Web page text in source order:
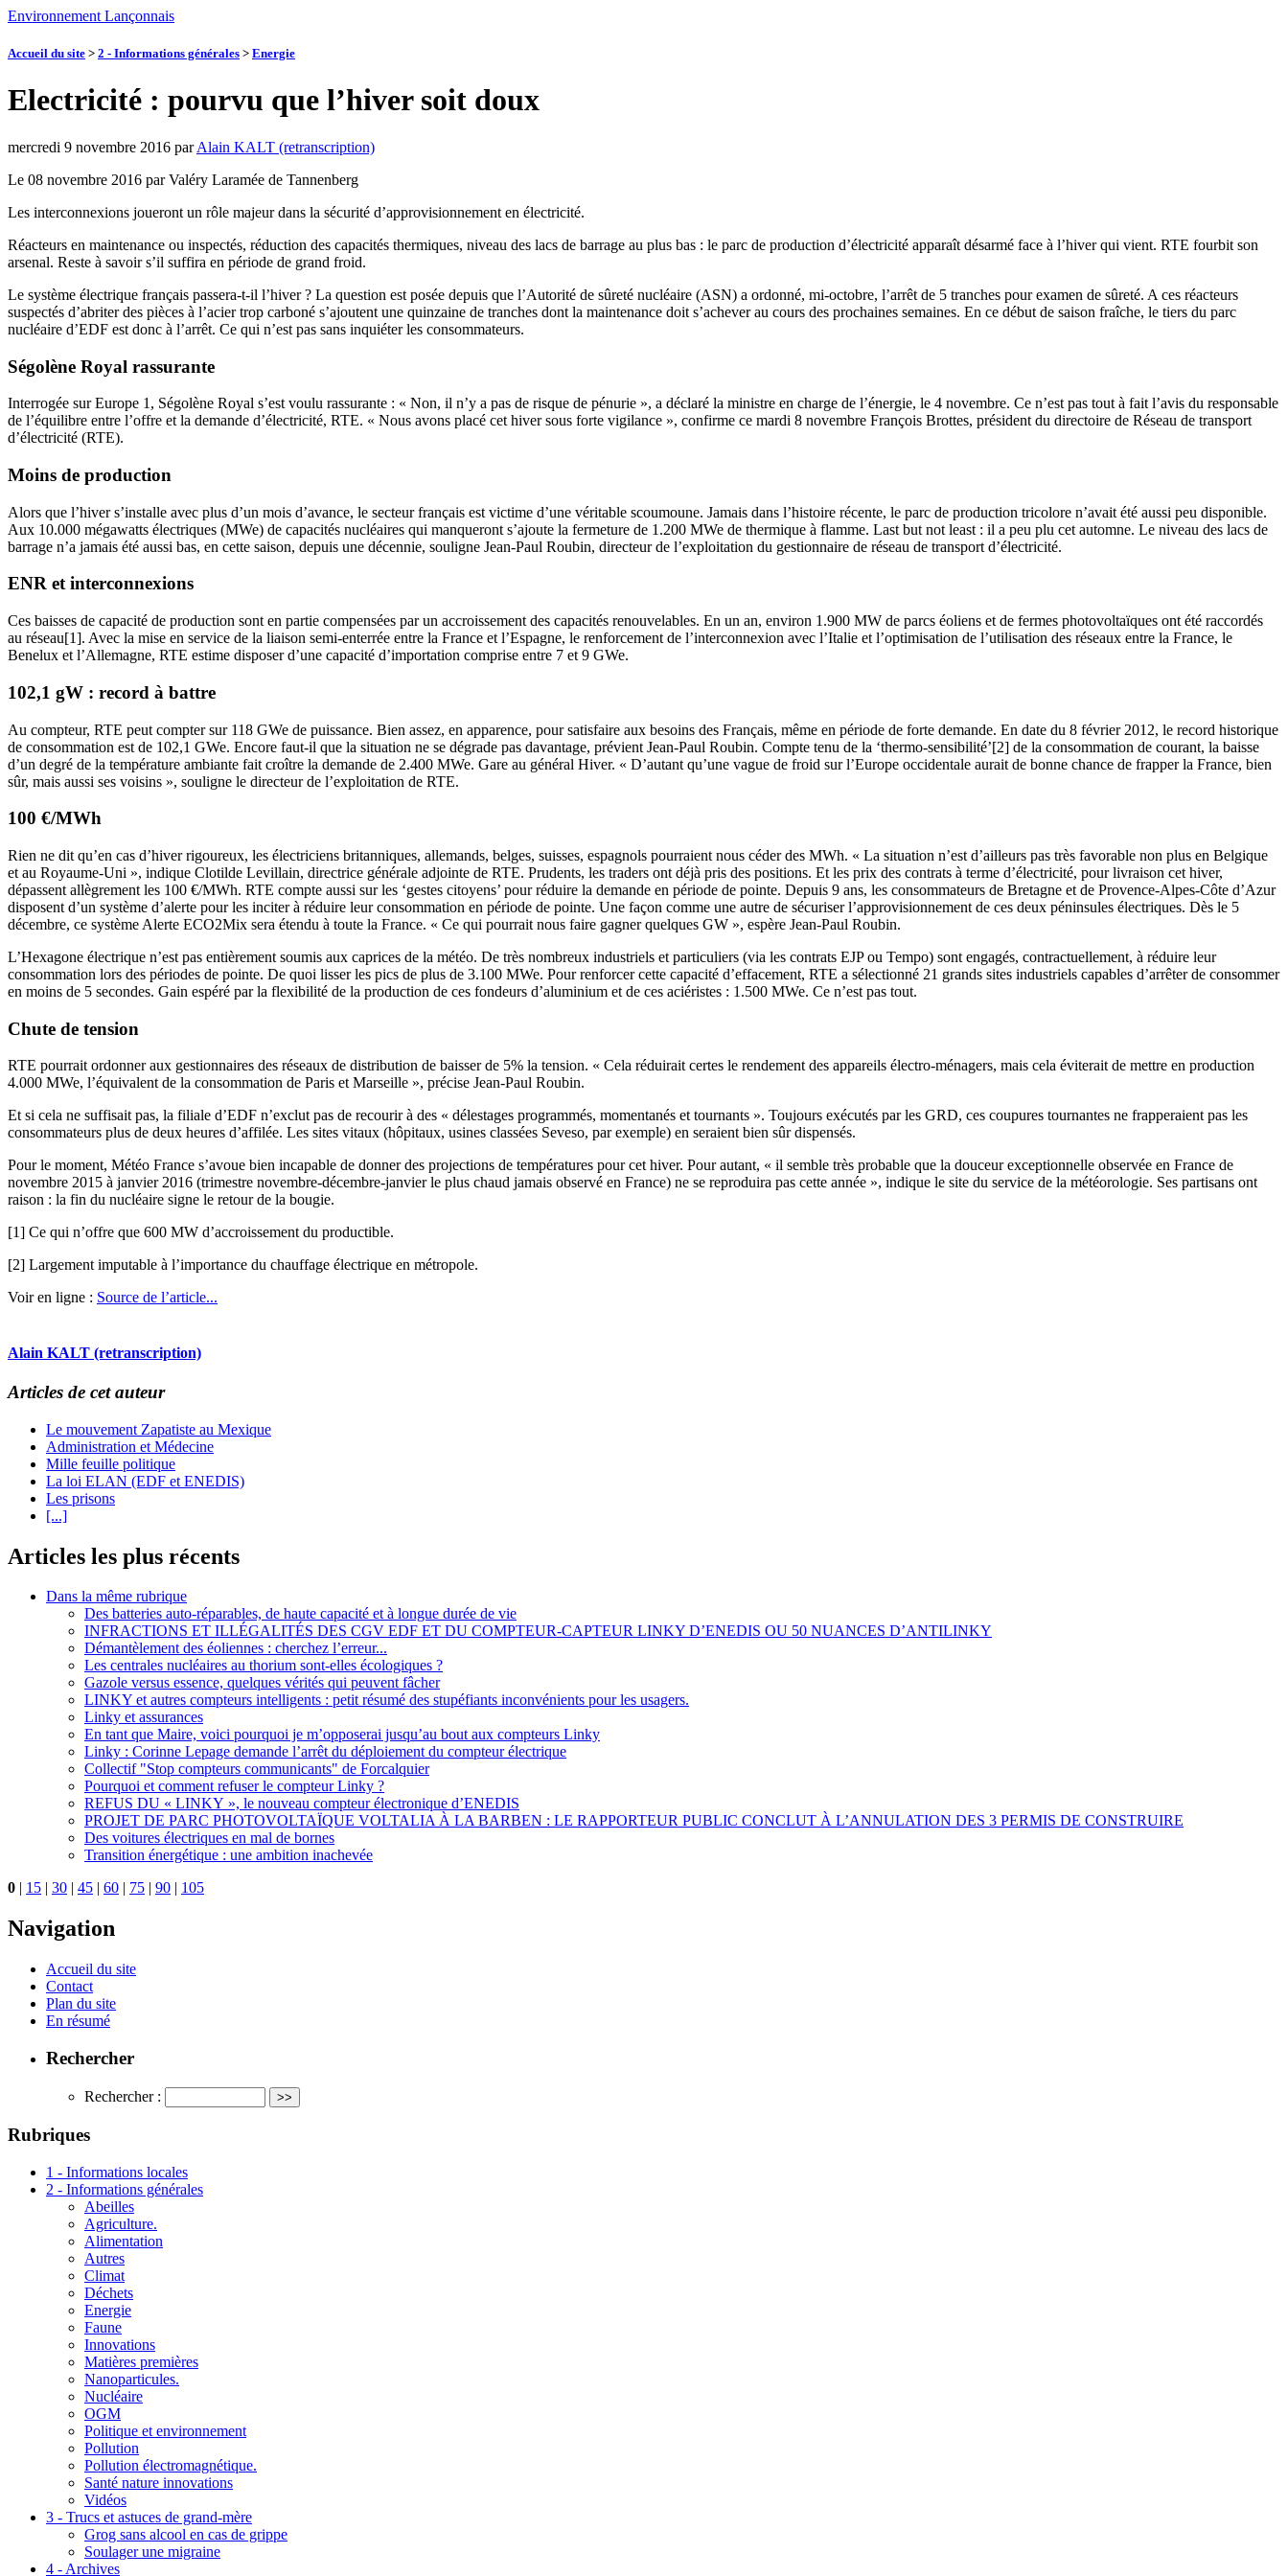
Environnement Lançonnais
Accueil du site > 2 - Informations générales > Energie
Electricité : pourvu que l’hiver soit doux
mercredi 9 novembre 2016 parAlain KALT (retranscription)
Le 08 novembre 2016 par Valéry Laramée de Tannenberg
Les interconnexions joueront un rôle majeur dans la sécurité d’approvisionnement en électricité.
Réacteurs en maintenance ou inspectés, réduction des capacités thermiques, niveau des lacs de barrage au plus bas : le parc de production d’électricité apparaît désarmé face à l’hiver qui vient. RTE fourbit son
arsenal. Reste à savoir s’il suffira en période de grand froid.
Le système électrique français passera-t-il l’hiver ? La question est posée depuis que l’Autorité de sûreté nucléaire (ASN) a ordonné, mi-octobre, l’arrêt de 5 tranches pour examen de sûreté. A ces réacteurs
suspectés d’abriter des pièces à l’acier trop carboné s’ajoutent une quinzaine de tranches dont la maintenance doit s’achever au cours des prochaines semaines. En ce début de saison fraîche, le tiers du parc
nucléaire d’EDF est donc à l’arrêt. Ce qui n’est pas sans inquiéter les consommateurs.
Ségolène Royal rassurante
Interrogée sur Europe 1, Ségolène Royal s’est voulu rassurante : « Non, il n’y a pas de risque de pénurie », a déclaré la ministre en charge de l’énergie, le 4 novembre. Ce n’est pas tout à fait l’avis du responsable
de l’équilibre entre l’offre et la demande d’électricité, RTE. « Nous avons placé cet hiver sous forte vigilance », confirme ce mardi 8 novembre François Brottes, président du directoire de Réseau de transport
d’électricité (RTE).
Moins de production
Alors que l’hiver s’installe avec plus d’un mois d’avance, le secteur français est victime d’une véritable scoumoune. Jamais dans l’histoire récente, le parc de production tricolore n’avait été aussi peu disponible.
Aux 10.000 mégawatts électriques (MWe) de capacités nucléaires qui manqueront s’ajoute la fermeture de 1.200 MWe de thermique à flamme. Last but not least : il a peu plu cet automne. Le niveau des lacs de
barrage n’a jamais été aussi bas, en cette saison, depuis une décennie, souligne Jean-Paul Roubin, directeur de l’exploitation du gestionnaire de réseau de transport d’électricité.
ENR et interconnexions
Ces baisses de capacité de production sont en partie compensées par un accroissement des capacités renouvelables. En un an, environ 1.900 MW de parcs éoliens et de fermes photovoltaïques ont été raccordés
au réseau[1]. Avec la mise en service de la liaison semi-enterrée entre la France et l’Espagne, le renforcement de l’interconnexion avec l’Italie et l’optimisation de l’utilisation des réseaux entre la France, le
Benelux et l’Allemagne, RTE estime disposer d’une capacité d’importation comprise entre 7 et 9 GWe.
102,1 gW : record à battre
Au compteur, RTE peut compter sur 118 GWe de puissance. Bien assez, en apparence, pour satisfaire aux besoins des Français, même en période de forte demande. En date du 8 février 2012, le record historique
de consommation est de 102,1 GWe. Encore faut-il que la situation ne se dégrade pas davantage, prévient Jean-Paul Roubin. Compte tenu de la ‘thermo-sensibilité’[2] de la consommation de courant, la baisse
d’un degré de la température ambiante fait croître la demande de 2.400 MWe. Gare au général Hiver. « D’autant qu’une vague de froid sur l’Europe occidentale aurait de bonne chance de frapper la France, bien
sûr, mais aussi ses voisins », souligne le directeur de l’exploitation de RTE.
100 €/MWh
Rien ne dit qu’en cas d’hiver rigoureux, les électriciens britanniques, allemands, belges, suisses, espagnols pourraient nous céder des MWh. « La situation n’est d’ailleurs pas très favorable non plus en Belgique
et au Royaume-Uni », indique Clotilde Levillain, directrice générale adjointe de RTE. Prudents, les traders ont déjà pris des positions. Et les prix des contrats à terme d’électricité, pour livraison cet hiver,
dépassent allègrement les 100 €/MWh. RTE compte aussi sur les ‘gestes citoyens’ pour réduire la demande en période de pointe. Depuis 9 ans, les consommateurs de Bretagne et de Provence-Alpes-Côte d’Azur
disposent d’un système d’alerte pour les inciter à réduire leur consommation en période de pointe. Une façon comme une autre de sécuriser l’approvisionnement de ces deux péninsules électriques. Dès le 5
décembre, ce système Alerte ECO2Mix sera étendu à toute la France. « Ce qui pourrait nous faire gagner quelques GW », espère Jean-Paul Roubin.
L’Hexagone électrique n’est pas entièrement soumis aux caprices de la météo. De très nombreux industriels et particuliers (via les contrats EJP ou Tempo) sont engagés, contractuellement, à réduire leur
consommation lors des périodes de pointe. De quoi lisser les pics de plus de 3.100 MWe. Pour renforcer cette capacité d’effacement, RTE a sélectionné 21 grands sites industriels capables d’arrêter de consommer
en moins de 5 secondes. Gain espéré par la flexibilité de la production de ces fondeurs d’aluminium et de ces aciéristes : 1.500 MWe. Ce n’est pas tout.
Chute de tension
RTE pourrait ordonner aux gestionnaires des réseaux de distribution de baisser de 5% la tension. « Cela réduirait certes le rendement des appareils électro-ménagers, mais cela éviterait de mettre en production
4.000 MWe, l’équivalent de la consommation de Paris et Marseille », précise Jean-Paul Roubin.
Et si cela ne suffisait pas, la filiale d’EDF n’exclut pas de recourir à des « délestages programmés, momentanés et tournants ». Toujours exécutés par les GRD, ces coupures tournantes ne frapperaient pas les
consommateurs plus de deux heures d’affilée. Les sites vitaux (hôpitaux, usines classées Seveso, par exemple) en seraient bien sûr dispensés.
Pour le moment, Météo France s’avoue bien incapable de donner des projections de températures pour cet hiver. Pour autant, « il semble très probable que la douceur exceptionnelle observée en France de
novembre 2015 à janvier 2016 (trimestre novembre-décembre-janvier le plus chaud jamais observé en France) ne se reproduira pas cette année », indique le site du service de la météorologie. Ses partisans ont
raison : la fin du nucléaire signe le retour de la bougie.
[1] Ce qui n’offre que 600 MW d’accroissement du productible.
[2] Largement imputable à l’importance du chauffage électrique en métropole.
Voir en ligne : Source de l’article...
Alain KALT (retranscription)
Articles de cet auteur
Le mouvement Zapatiste au Mexique
Administration et Médecine
Mille feuille politique
La loi ELAN (EDF et ENEDIS)
Les prisons
[...]
Articles les plus récents
Dans la même rubrique
Des batteries auto-réparables, de haute capacité et à longue durée de vie
INFRACTIONS ET ILLÉGALITÉS DES CGV EDF ET DU COMPTEUR-CAPTEUR LINKY D’ENEDIS OU 50 NUANCES D’ANTILINKY
Démantèlement des éoliennes : cherchez l’erreur...
Les centrales nucléaires au thorium sont-elles écologiques ?
Gazole versus essence, quelques vérités qui peuvent fâcher
LINKY et autres compteurs intelligents : petit résumé des stupéfiants inconvénients pour les usagers.
Linky et assurances
En tant que Maire, voici pourquoi je m’opposerai jusqu’au bout aux compteurs Linky
Linky : Corinne Lepage demande l’arrêt du déploiement du compteur électrique
Collectif "Stop compteurs communicants" de Forcalquier
Pourquoi et comment refuser le compteur Linky ?
REFUS DU « LINKY », le nouveau compteur électronique d’ENEDIS
PROJET DE PARC PHOTOVOLTAÏQUE VOLTALIA À LA BARBEN : LE RAPPORTEUR PUBLIC CONCLUT À L’ANNULATION DES 3 PERMIS DE CONSTRUIRE
Des voitures électriques en mal de bornes
Transition énergétique : une ambition inachevée
0
15 30 45 60 75 90 105
Navigation
Accueil du site
Contact
Plan du site
En résumé
Rechercher
Rechercher :
Rubriques
1 - Informations locales
2 - Informations générales
Abeilles
Agriculture.
Alimentation
Autres
Climat
Déchets
Energie
Faune
Innovations
Matières premières
Nanoparticules.
Nucléaire
OGM
Politique et environnement
Pollution
Pollution électromagnétique.
Santé nature innovations
Vidéos
3 - Trucs et astuces de grand-mère
Grog sans alcool en cas de grippe
Soulager une migraine
4 - Archives